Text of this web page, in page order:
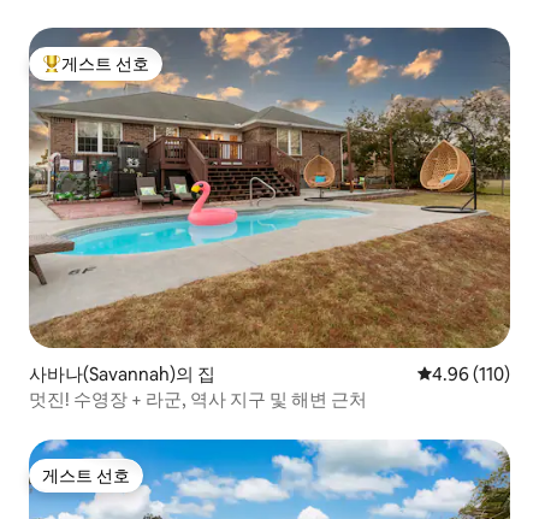
상위 게스트 선호
게스트 선호
사바나(Savannah)의 집 평점 4.96점(5
4.96 (110)
멋진! 수영장 + 라군, 역사 지구 및 해변 근처
게스트 선호
게스트 선호